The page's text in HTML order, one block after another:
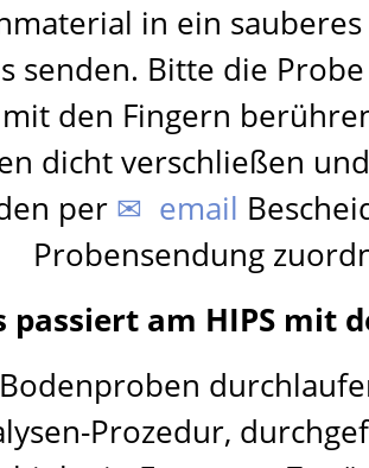
in ein
senden. Bitte die
den Fingern
dicht verschließen
per ✉ email
Probensendung
passiert am HIPS mit
Prozedur,